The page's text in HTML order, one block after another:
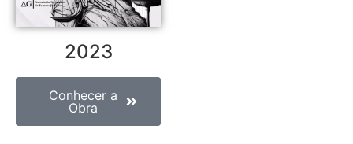
2023
Conhecer a
Obra